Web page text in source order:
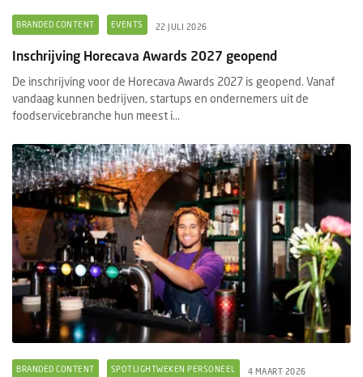
BRANDED CONTENT EVENTS 22 JULI 2026
Inschrijving Horecava Awards 2027 geopend
De inschrijving voor de Horecava Awards 2027 is geopend. Vanaf
vandaag kunnen bedrijven, startups en ondernemers uit de
foodservicebranche hun meest i...
BRANDED CONTENT SPOTLIGHTWEKEN PERSONEEL 4 MAART 2026